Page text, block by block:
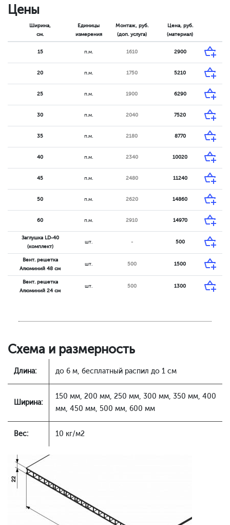
Цены
Ширина,
см.
Единицы
измерения
Монтаж, руб.
(доп. услуга)
Цена, руб.
(материал)
15 п.м. 1610 2900
20 п.м. 1750 5210
25 п.м. 1900 6290
30 п.м. 2040 7520
35 п.м. 2180 8770
40 п.м. 2340 10020
45 п.м. 2480 11240
50 п.м. 2620 14860
60 п.м. 2910 14970
Заглушка LD-40
(комплект)
шт. - 500
Вент. решетка
Алюминий 48 см
шт. 500 1500
Вент. решетка
Алюминий 24 см
шт. 500 1300
Схема и размерность
Длина: до 6 м, бесплатный распил до 1 см
Ширина:
150 мм, 200 мм, 250 мм, 300 мм, 350 мм, 400
мм, 450 мм, 500 мм, 600 мм
Вес: 10 кг/м2